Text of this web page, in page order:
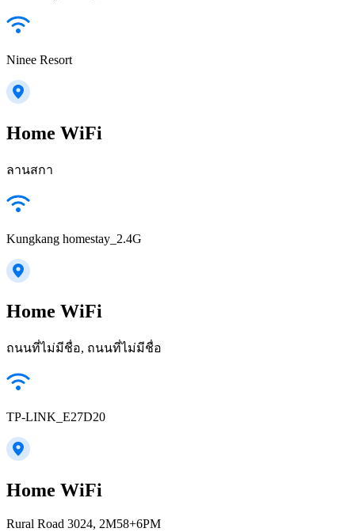
Ninee Resort
Home WiFi
ลานสกา
Kungkang homestay_2.4G
Home WiFi
ถนนที่ไม่มีชื่อ, ถนนที่ไม่มีชื่อ
TP-LINK_E27D20
Home WiFi
Rural Road 3024, 2M58+6PM